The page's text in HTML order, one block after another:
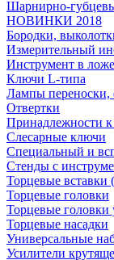
Шарнирно-
НОВИНКИ 2018
Бородки,
Измерительный
Инструмент в
Ключи L-типа
Лампы переноски,
Отвертки
Принадлежности
Слесарные ключи
Специальный и
Стенды с
Торцевые вставки
Торцевые головки
Торцевые головки
Торцевые насадки
Универсальные
Усилители